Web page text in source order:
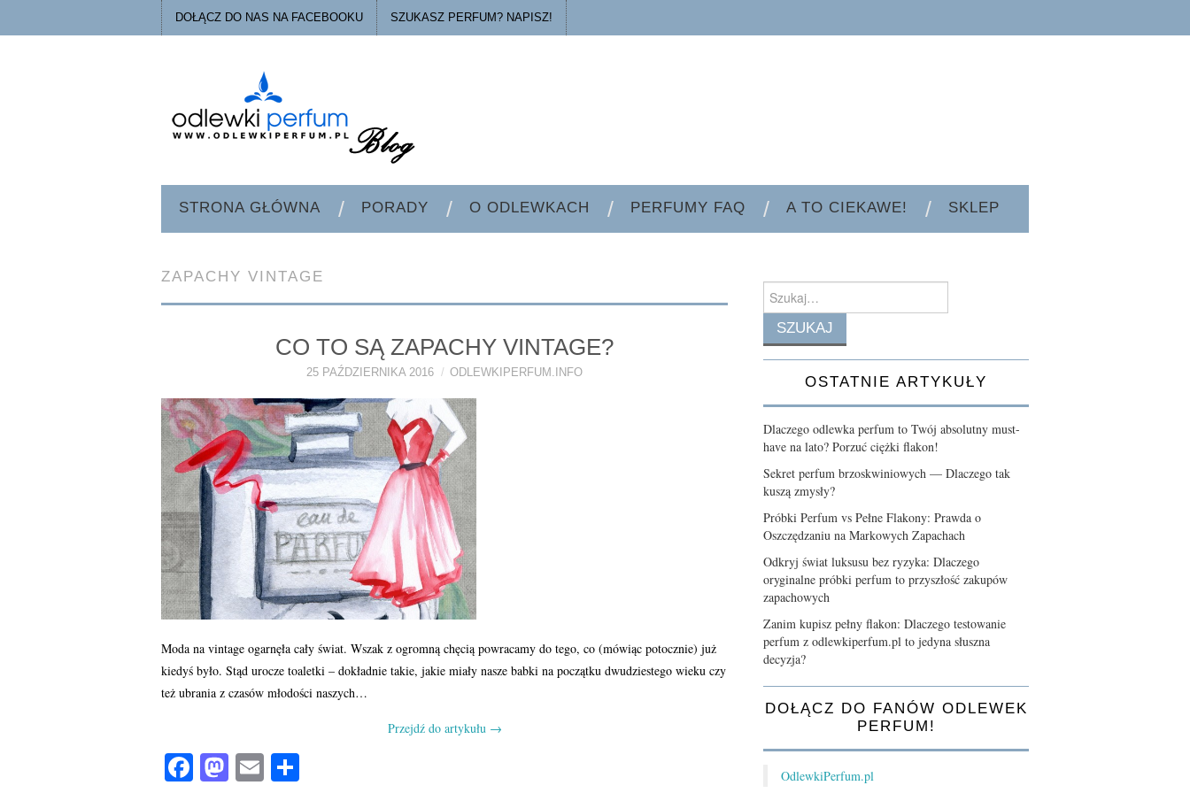
DOŁĄCZ DO NAS NA FACEBOOKU SZUKASZ PERFUM? NAPISZ!
STRONA GŁÓWNA PORADY O ODLEWKACH PERFUMY FAQ A TO CIEKAWE! SKLEP
ZAPACHY VINTAGE
CO TO SĄ ZAPACHY VINTAGE?
25 PAŹDZIERNIKA 2016 ODLEWKIPERFUM.INFO
Moda na vintage ogarnęła cały świat. Wszak z ogromną chęcią powracamy do tego, co (mówiąc potocznie) już
kiedyś było. Stąd urocze toaletki – dokładnie takie, jakie miały nasze babki na początku dwudziestego wieku czy
też ubrania z czasów młodości naszych…
Przejdź do artykułu →
Fa M E
Search
for:
OSTATNIE ARTYKUŁY
Dlaczego odlewka perfum to Twój absolutny must-
have na lato? Porzuć ciężki flakon!
Sekret perfum brzoskwiniowych — Dlaczego tak
kuszą zmysły?
Próbki Perfum vs Pełne Flakony: Prawda o
Oszczędzaniu na Markowych Zapachach
Odkryj świat luksusu bez ryzyka: Dlaczego
oryginalne próbki perfum to przyszłość zakupów
zapachowych
Zanim kupisz pełny flakon: Dlaczego testowanie
perfum z odlewkiperfum.pl to jedyna słuszna
decyzja?
DOŁĄCZ DO FANÓW ODLEWEK
PERFUM!
OdlewkiPerfum.pl